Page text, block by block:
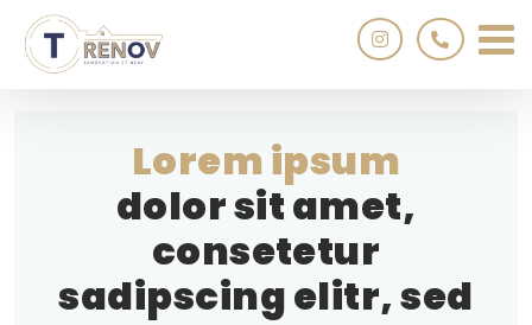
Passer
contenu
Lorem ipsum
dolor sit amet,
consetetur
sadipscing elitr, sed